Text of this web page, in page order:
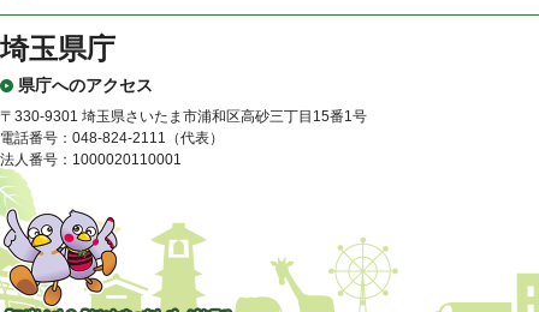
埼玉県庁
県庁へのアクセス
〒330-9301 埼玉県さいたま市浦和区高砂三丁目15番1号
電話番号：048-824-2111（代表）
法人番号：1000020110001